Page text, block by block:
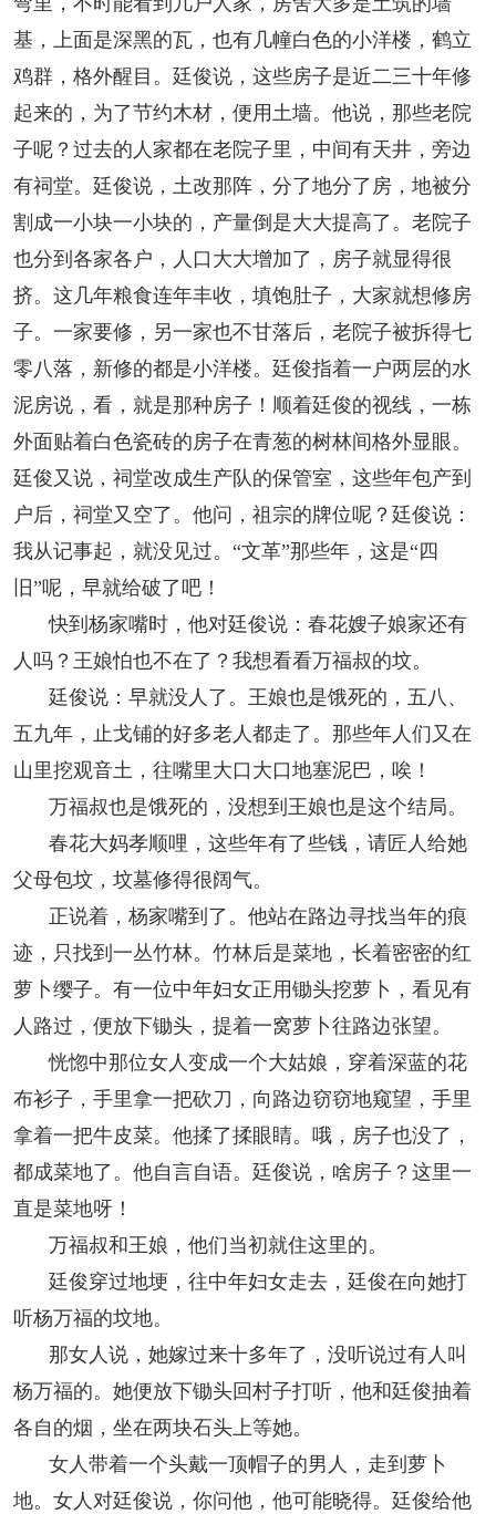
基，上面是深黑的瓦，也有几幢白色的小洋楼，鹤立
鸡群，格外醒目。廷俊说，这些房子是近二三十年修
起来的，为了节约木材，便用土墙。他说，那些老院
子呢？过去的人家都在老院子里，中间有天井，旁边
有祠堂。廷俊说，土改那阵，分了地分了房，地被分
割成一小块一小块的，产量倒是大大提高了。老院子
也分到各家各户，人口大大增加了，房子就显得很
挤。这几年粮食连年丰收，填饱肚子，大家就想修房
子。一家要修，另一家也不甘落后，老院子被拆得七
零八落，新修的都是小洋楼。廷俊指着一户两层的水
泥房说，看，就是那种房子！顺着廷俊的视线，一栋
外面贴着白色瓷砖的房子在青葱的树林间格外显眼。
廷俊又说，祠堂改成生产队的保管室，这些年包产到
户后，祠堂又空了。他问，祖宗的牌位呢？廷俊说：
我从记事起，就没见过。“文革”那些年，这是“四
旧”呢，早就给破了吧！
快到杨家嘴时，他对廷俊说：春花嫂子娘家还有
人吗？王娘怕也不在了？我想看看万福叔的坟。
廷俊说：早就没人了。王娘也是饿死的，五八、
五九年，止戈铺的好多老人都走了。那些年人们又在
山里挖观音土，往嘴里大口大口地塞泥巴，唉！
万福叔也是饿死的，没想到王娘也是这个结局。
春花大妈孝顺哩，这些年有了些钱，请匠人给她
父母包坟，坟墓修得很阔气。
正说着，杨家嘴到了。他站在路边寻找当年的痕
迹，只找到一丛竹林。竹林后是菜地，长着密密的红
萝卜缨子。有一位中年妇女正用锄头挖萝卜，看见有
人路过，便放下锄头，提着一窝萝卜往路边张望。
恍惚中那位女人变成一个大姑娘，穿着深蓝的花
布衫子，手里拿一把砍刀，向路边窃窃地窥望，手里
拿着一把牛皮菜。他揉了揉眼睛。哦，房子也没了，
都成菜地了。他自言自语。廷俊说，啥房子？这里一
直是菜地呀！
万福叔和王娘，他们当初就住这里的。
廷俊穿过地埂，往中年妇女走去，廷俊在向她打
听杨万福的坟地。
那女人说，她嫁过来十多年了，没听说过有人叫
杨万福的。她便放下锄头回村子打听，他和廷俊抽着
各自的烟，坐在两块石头上等她。
女人带着一个头戴一顶帽子的男人，走到萝卜
地。女人对廷俊说，你问他，他可能晓得。廷俊给他